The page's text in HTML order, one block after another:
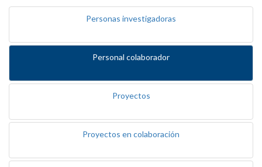
Personas investigadoras
Personal colaborador
Proyectos
Proyectos en colaboración